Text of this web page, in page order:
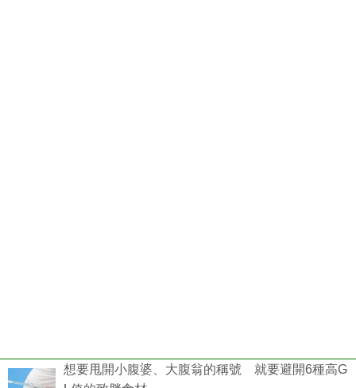
想要甩開小腹婆、大腹翁的稱號 就要避開6種高G